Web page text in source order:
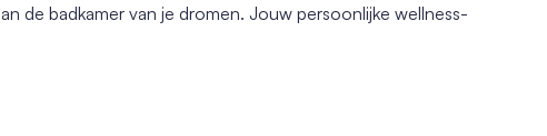
de badkamer van je dromen. Jouw persoonlijke wellness-